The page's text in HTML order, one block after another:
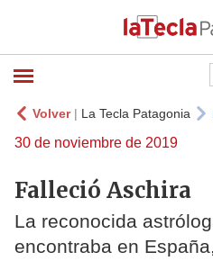
Volver| La Tecla Patagonia
30 de noviembre de 2019
Falleció Aschira
La reconocida
encontraba en